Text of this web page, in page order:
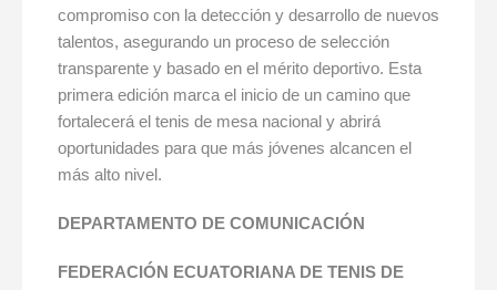
compromiso con la detección y desarrollo de nuevos
talentos, asegurando un proceso de selección
transparente y basado en el mérito deportivo. Esta
primera edición marca el inicio de un camino que
fortalecerá el tenis de mesa nacional y abrirá
oportunidades para que más jóvenes alcancen el
más alto nivel.
DEPARTAMENTO DE COMUNICACIÓN
FEDERACIÓN ECUATORIANA DE TENIS DE